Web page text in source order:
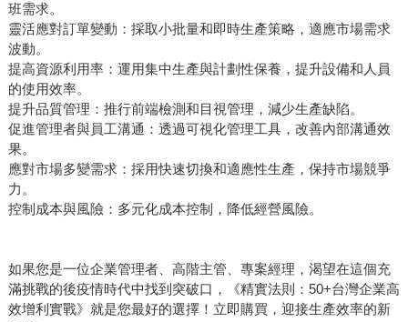
班需求。
靈活應對訂單變動：採取小批量和即時生產策略，適應市場需求
波動。
提高資源利用率：運用集中生產與計劃性保養，提升設備和人員
的使用效率。
提升品質管理：推行前端檢測和目視管理，減少生產缺陷。
促進管理者與員工溝通：透過可視化管理工具，改善內部溝通效
果。
應對市場多變需求：採用快速切換和適應性生產，保持市場競爭
力。
控制成本與風險：多元化成本控制，降低經營風險。
如果您是一位企業管理者、高階主管、專案經理，渴望在這個充
滿挑戰的後疫情時代中找到突破口，《精實法則：50+台灣企業高
效增利實戰》就是您最好的選擇！立即購買，迎接生產效率的新